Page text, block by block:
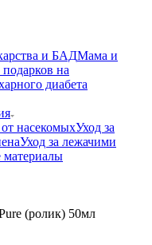
и БАДМама и
на
диабета
насекомыхУход за
Уход за лежачими
материалы
(ролик) 50мл